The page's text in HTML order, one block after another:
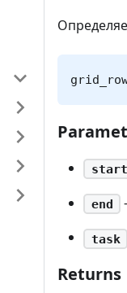
start
end
task
Returns